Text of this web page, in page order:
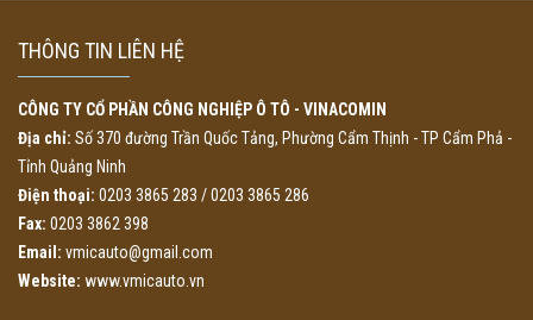
THÔNG TIN LIÊN HỆ
CÔNG TY CỔ PHẦN CÔNG NGHIỆP Ô TÔ - VINACOMIN
Địa chỉ: Số 370 đường Trần Quốc Tảng, Phường Cẩm Thịnh - TP Cẩm Phả -
Tỉnh Quảng Ninh
Điện thoại: 0203 3865 283 / 0203 3865 286
Fax: 0203 3862 398
Email: vmicauto@gmail.com
Website: www.vmicauto.vn